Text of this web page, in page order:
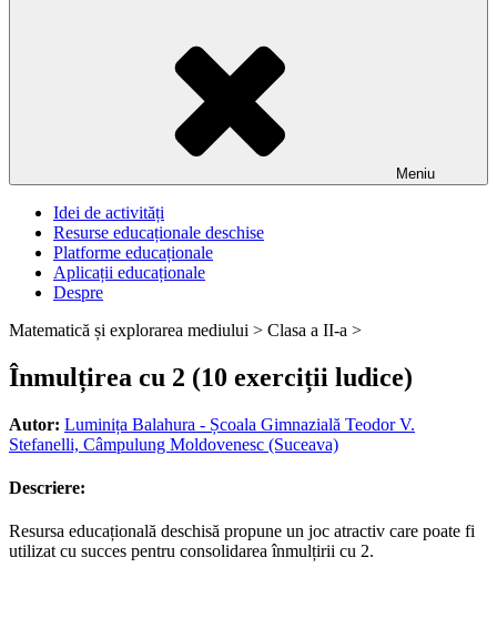
Meniu
Idei de activități
Resurse educaționale deschise
Platforme educaționale
Aplicații educaționale
Despre
Matematică și explorarea mediului > Clasa a II-a >
Înmulțirea cu 2 (10 exerciții ludice)
Autor: Luminița Balahura - Școala Gimnazială Teodor V.
Stefanelli, Câmpulung Moldovenesc (Suceava)
Descriere:
Resursa educațională deschisă propune un joc atractiv care poate fi
utilizat cu succes pentru consolidarea înmulțirii cu 2.